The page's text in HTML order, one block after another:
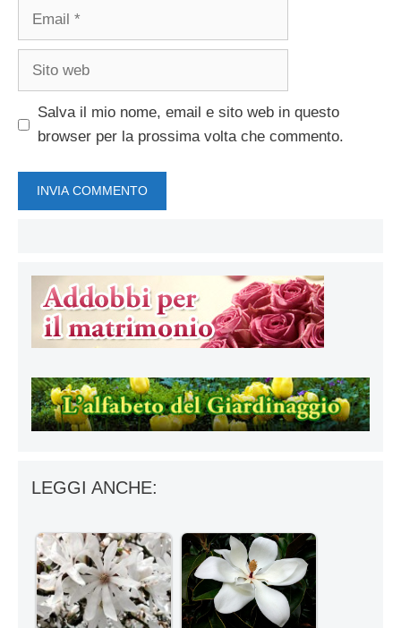
Email
Sito
Salva il mio nome, email e sito web in questo
browser per la prossima volta che commento.
LEGGI ANCHE: